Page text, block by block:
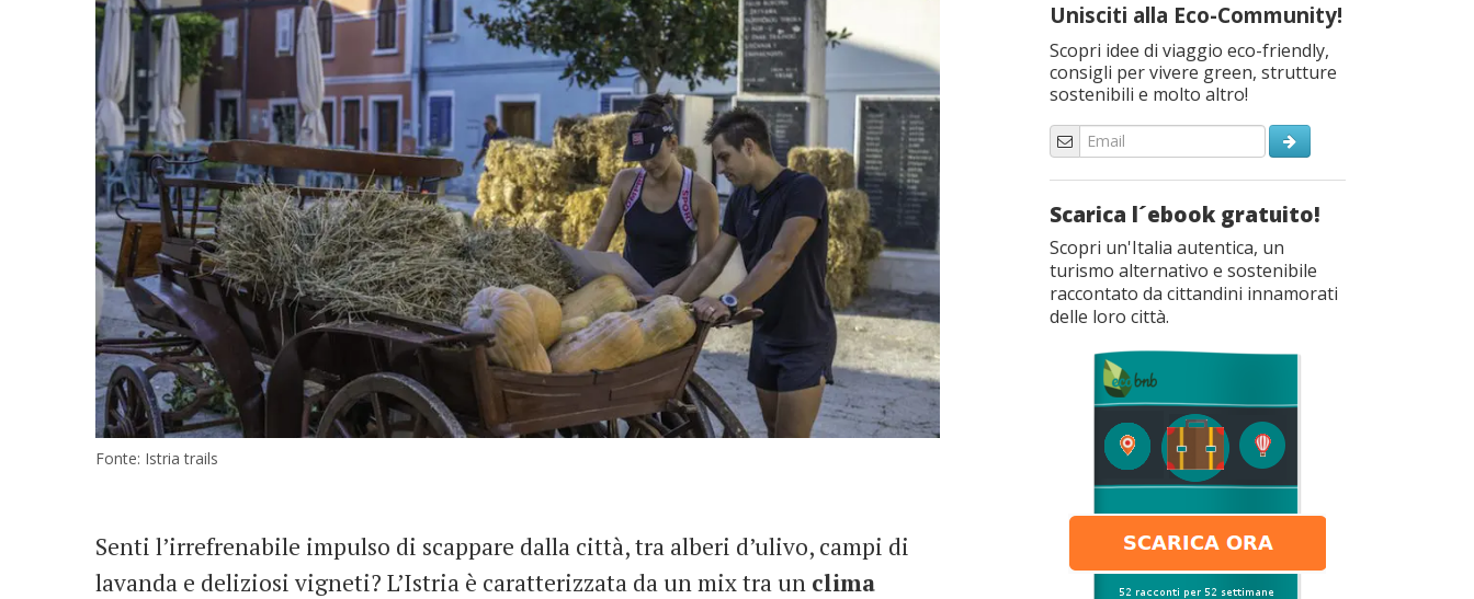
Fonte: Istria trails
Senti l’irrefrenabile impulso di scappare dalla città, tra alberi d’ulivo, campi di
lavanda e deliziosi vigneti? L’Istria è caratterizzata da un mix tra un clima
Unisciti alla Eco-Community!
Scopri idee di viaggio eco-friendly,
consigli per vivere green, strutture
sostenibili e molto altro!
Scarica l´ebook gratuito!
Scopri un'Italia autentica, un
turismo alternativo e sostenibile
raccontato da cittandini innamorati
delle loro città.